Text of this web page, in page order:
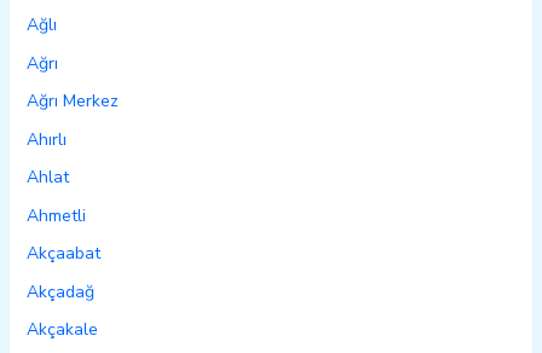
Ağlı
Ağrı
Ağrı Merkez
Ahırlı
Ahlat
Ahmetli
Akçaabat
Akçadağ
Akçakale